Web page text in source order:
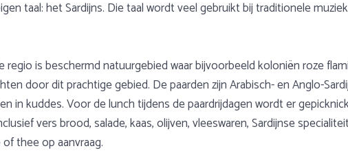
taal: het Sardijns. Die taal wordt veel gebruikt bij traditionele
is beschermd natuurgebied waar bijvoorbeeld koloniën roze
door dit prachtige gebied. De paarden zijn Arabisch- en Anglo-
in kuddes. Voor de lunch tijdens de paardrijdagen wordt er
vers brood, salade, kaas, olijven, vleeswaren, Sardijnse
thee op aanvraag.